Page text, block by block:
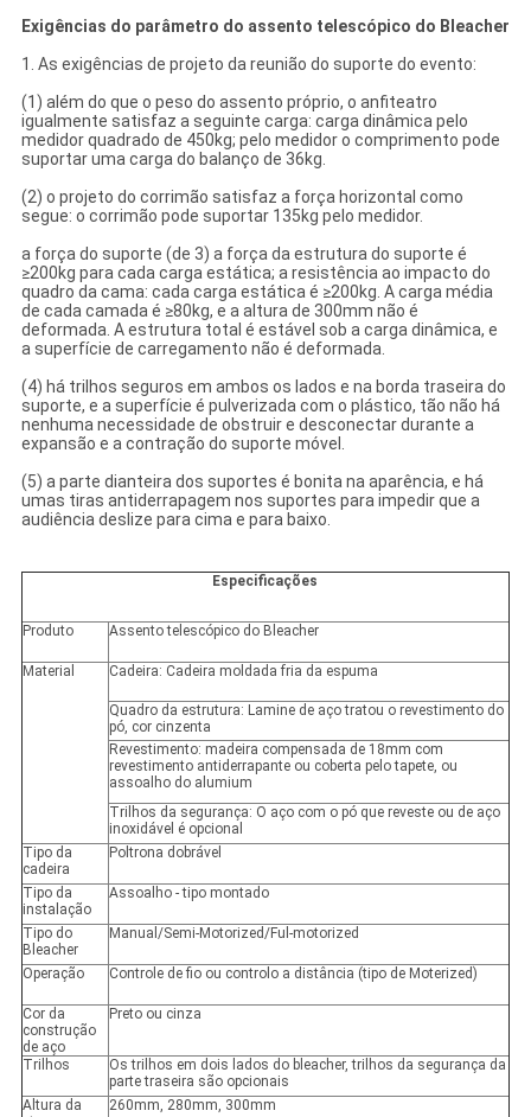
Exigências do parâmetro do assento telescópico do Bleacher
1. As exigências de projeto da reunião do suporte do evento:
(1) além do que o peso do assento próprio, o anfiteatro
igualmente satisfaz a seguinte carga: carga dinâmica pelo
medidor quadrado de 450kg; pelo medidor o comprimento pode
suportar uma carga do balanço de 36kg.
(2) o projeto do corrimão satisfaz a força horizontal como
segue: o corrimão pode suportar 135kg pelo medidor.
a força do suporte (de 3) a força da estrutura do suporte é
≥200kg para cada carga estática; a resistência ao impacto do
quadro da cama: cada carga estática é ≥200kg. A carga média
de cada camada é ≥80kg, e a altura de 300mm não é
deformada. A estrutura total é estável sob a carga dinâmica, e
a superfície de carregamento não é deformada.
(4) há trilhos seguros em ambos os lados e na borda traseira do
suporte, e a superfície é pulverizada com o plástico, tão não há
nenhuma necessidade de obstruir e desconectar durante a
expansão e a contração do suporte móvel.
(5) a parte dianteira dos suportes é bonita na aparência, e há
umas tiras antiderrapagem nos suportes para impedir que a
audiência deslize para cima e para baixo.
Especificações
Produto Assento telescópico do Bleacher
Material Cadeira: Cadeira moldada fria da espuma
Quadro da estrutura: Lamine de aço tratou o revestimento do
pó, cor cinzenta
Revestimento: madeira compensada de 18mm com
revestimento antiderrapante ou coberta pelo tapete, ou
assoalho do alumium
Trilhos da segurança: O aço com o pó que reveste ou de aço
inoxidável é opcional
Tipo da
cadeira
Poltrona dobrável
Tipo da
instalação
Assoalho - tipo montado
Tipo do
Bleacher
Manual/Semi-Motorized/Ful-motorized
Operação Controle de fio ou controlo a distância (tipo de Moterized)
Cor da
construção
de aço
Preto ou cinza
Trilhos
Os trilhos em dois lados do bleacher, trilhos da segurança da
parte traseira são opcionais
Altura da
260mm, 280mm, 300mm